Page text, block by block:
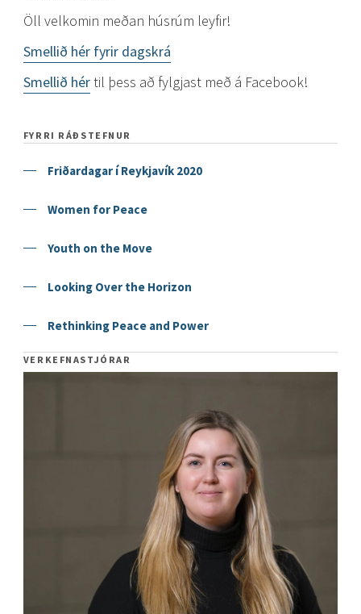
Öll velkomin meðan húsrúm leyfir!
Smellið hér fyrir dagskrá
Smellið hértil þess að fylgjast með á Facebook!
FYRRI RÁÐSTEFNUR
Friðardagar í Reykjavík 2020
Women for Peace
Youth on the Move
Looking Over the Horizon
Rethinking Peace and Power
VERKEFNASTJÓRAR